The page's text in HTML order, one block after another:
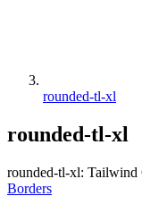
rounded-tl-xl
rounded-tl-xl
rounded-tl-xl: Tailwind
Borders